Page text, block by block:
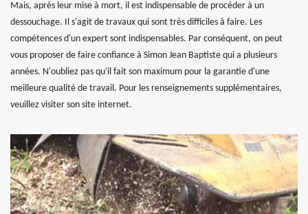
Mais, après leur mise à mort, il est indispensable de procéder à un
dessouchage. Il s'agit de travaux qui sont très difficiles à faire. Les
compétences d'un expert sont indispensables. Par conséquent, on peut
vous proposer de faire confiance à Simon Jean Baptiste qui a plusieurs
années. N'oubliez pas qu'il fait son maximum pour la garantie d'une
meilleure qualité de travail. Pour les renseignements supplémentaires,
veuillez visiter son site internet.